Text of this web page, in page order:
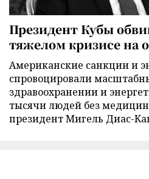
Президент Кубы
тяжелом кризисе на
Американские санкции и
спровоцировали
здравоохранении и
тысячи людей без
президент Мигель Диас-